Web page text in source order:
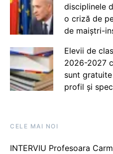
disciplinele
o criză de
de maiștri-
Elevii de
2026-2027
sunt
profil și
CELE MAI NOI
INTERVIU Profesoara